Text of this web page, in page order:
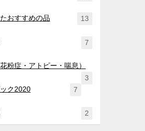
おすすめの品 13
7
粉症・アトピー・喘息）
3
ク2020
7
2